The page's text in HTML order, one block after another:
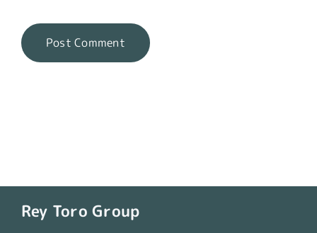
Rey Toro Group